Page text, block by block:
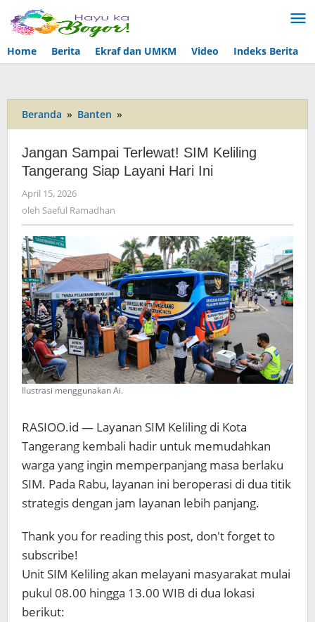
Lewati
ke
konten
Home
Berita Ekraf dan UMKM Video Indeks Berita
Beranda » Banten »
Sampai
Terlewat!
SIM
Keliling
Ini
Jangan Sampai Terlewat! SIM Keliling
Tangerang Siap Layani Hari Ini
April 15, 2026
Saeful
oleh Saeful Ramadhan
Ilustrasi menggunakan Ai.
RASIOO.id — Layanan SIM Keliling di Kota
Tangerang kembali hadir untuk memudahkan
warga yang ingin memperpanjang masa berlaku
SIM. Pada Rabu, layanan ini beroperasi di dua titik
strategis dengan jam layanan lebih panjang.
Thank you for reading this post, don't forget to
subscribe!
Unit SIM Keliling akan melayani masyarakat mulai
pukul 08.00 hingga 13.00 WIB di dua lokasi
berikut: